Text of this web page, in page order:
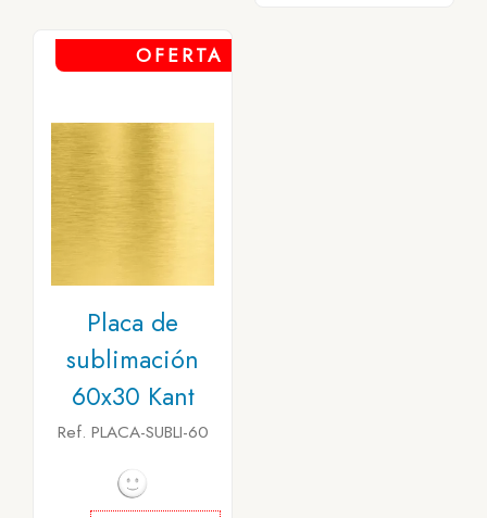
OFERTA
Placa de
sublimación
60x30 Kant
Ref. PLACA-SUBLI-60